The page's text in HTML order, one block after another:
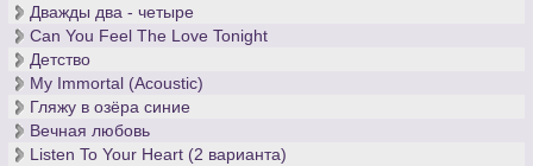
Дважды два - четыре
Can You Feel The Love Tonight
Детство
My Immortal (Acoustic)
Гляжу в озёра синие
Вечная любовь
Listen To Your Heart (2 варианта)